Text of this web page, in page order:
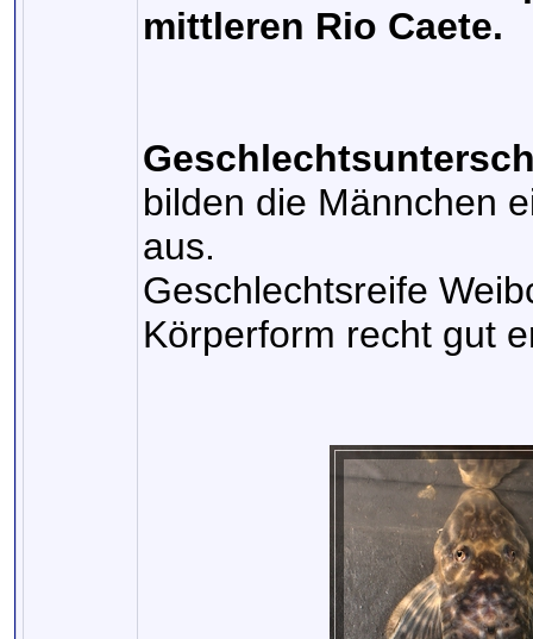
mittleren Rio Caete.
bilden die Männchen
aus.
Geschlechtsreife
Körperform recht gut